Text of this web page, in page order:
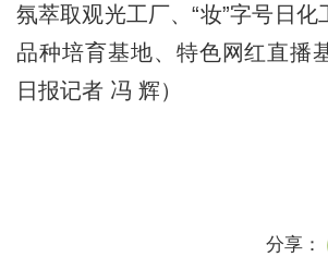
氛萃取观光工厂、“妆”字号日
品种培育基地、特色网红直播
日报记者 冯 辉）
分享：